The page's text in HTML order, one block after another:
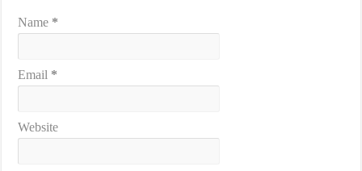
Name *
Email *
Website